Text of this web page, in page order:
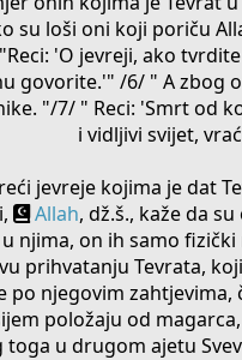
su loši oni koji poriču
'O jevreji, ako
govorite.'" /6/ " A zbog
"/7/ " Reci: 'Smrt od
i vidljivi svijet,
jevreje kojima je dat
Allah, dž.š., kaže da
njima, on ih samo
prihvatanju Tevrata,
po njegovim zahtjevima,
položaju od
toga u drugom ajetu